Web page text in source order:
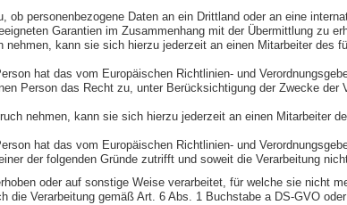
ob personenbezogene Daten an ein Drittland oder an eine
Garantien im Zusammenhang mit der Übermittlung zu
kann sie sich hierzu jederzeit an einen Mitarbeiter des
hat das vom Europäischen Richtlinien- und
Person das Recht zu, unter Berücksichtigung der Zwecke
nehmen, kann sie sich hierzu jederzeit an einen Mitarbeiter
hat das vom Europäischen Richtlinien- und
der folgenden Gründe zutrifft und soweit die Verarbeitung
oder auf sonstige Weise verarbeitet, für welche sie nicht
die Verarbeitung gemäß Art. 6 Abs. 1 Buchstabe a DS-GVO